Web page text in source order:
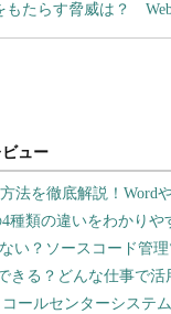
もたらす脅威は？
法を徹底解説！Word
4種類の違いをわかり
い？ソースコード管
きる？どんな仕事で
コールセンターシス